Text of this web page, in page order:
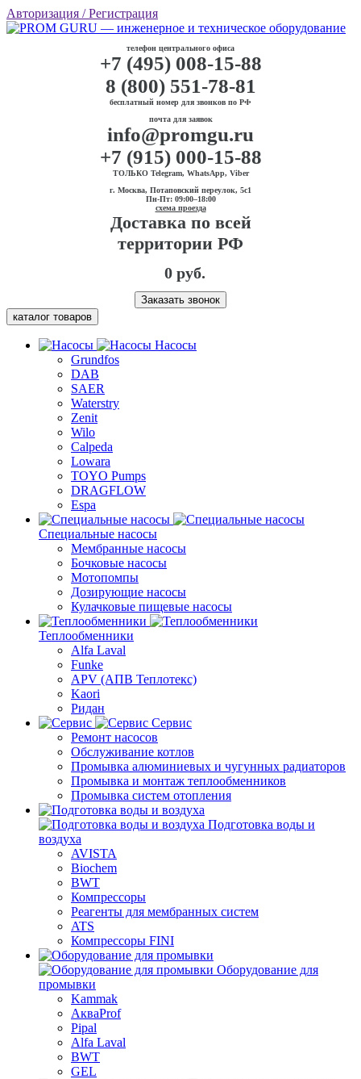
Авторизация / Регистрация
телефон центрального офиса
+7 (495) 008-15-88
8 (800) 551-78-81
бесплатный номер для звонков по РФ
почта для заявок
info@promgu.ru
+7 (915) 000-15-88
ТОЛЬКО Telegram, WhatsApp, Viber
г. Москва, Потаповский переулок, 5с1
Пн-Пт: 09:00–18:00
схема проезда
Доставка по всей
территории РФ
0 руб.
Заказать звонок
каталог товаров
Насосы
Grundfos
DAB
SAER
Waterstry
Zenit
Wilo
Calpeda
Lowara
TOYO Pumps
DRAGFLOW
Espa
Специальные насосы
Мембранные насосы
Бочковые насосы
Мотопомпы
Дозирующие насосы
Кулачковые пищевые насосы
Теплообменники
Alfa Laval
Funke
APV (АПВ Теплотекс)
Kaori
Ридан
Сервис
Ремонт насосов
Обслуживание котлов
Промывка алюминиевых и чугунных радиаторов
Промывка и монтаж теплообменников
Промывка систем отопления
Подготовка воды и
воздуха
AVISTA
Biochem
BWT
Компрессоры
Реагенты для мембранных систем
ATS
Компрессоры FINI
Оборудование для
промывки
Kammak
АкваProf
Pipal
Alfa Laval
BWT
GEL